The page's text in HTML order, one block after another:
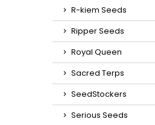
R-kiem Seeds
Ripper Seeds
Royal Queen
Sacred Terps
SeedStockers
Serious Seeds